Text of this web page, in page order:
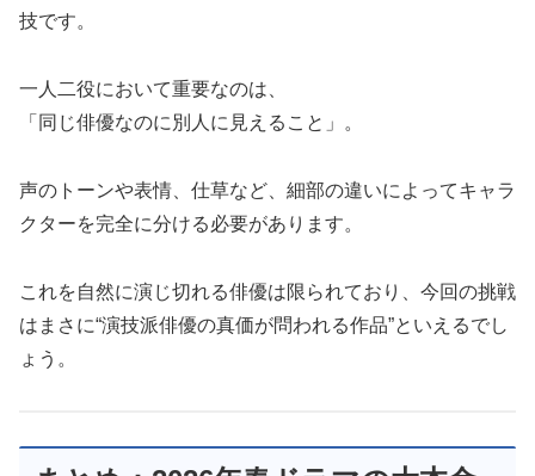
技です。
一人二役において重要なのは、
「同じ俳優なのに別人に見えること」。
声のトーンや表情、仕草など、細部の違いによってキャラ
クターを完全に分ける必要があります。
これを自然に演じ切れる俳優は限られており、今回の挑戦
はまさに“演技派俳優の真価が問われる作品”といえるでし
ょう。